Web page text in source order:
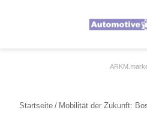
Startseite / Mobilität der Zukunft: